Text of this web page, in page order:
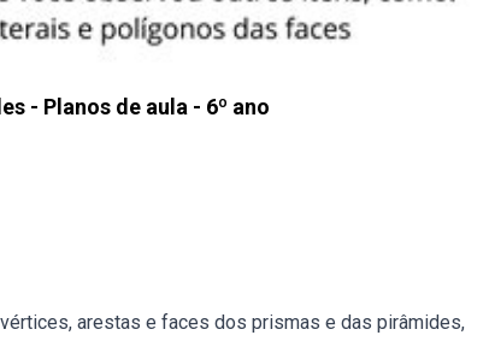
- Planos de aula - 6º ano
arestas e faces dos prismas e das pirâmides,